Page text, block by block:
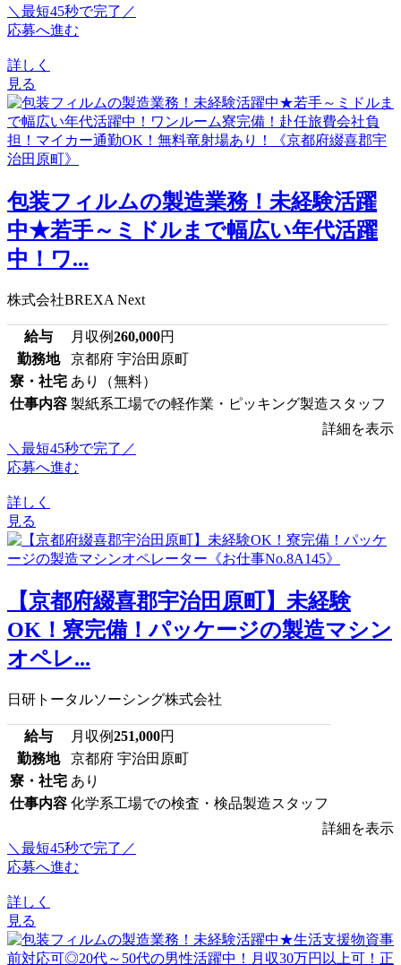
＼最短45秒で完了／
応募へ進む
詳しく
見る
包装フィルムの製造業務！未経験活躍
中★若手～ミドルまで幅広い年代活躍
中！ワ...
株式会社BREXA Next
給与 月収例260,000円
勤務地
京都府 宇治田原町
寮・社宅 あり（無料）
仕事内容 製紙系工場での軽作業・ピッキング製造スタッフ
詳細を表示
＼最短45秒で完了／
応募へ進む
詳しく
見る
【京都府綴喜郡宇治田原町】未経験
OK！寮完備！パッケージの製造マシン
オペレ...
日研トータルソーシング株式会社
給与 月収例251,000円
勤務地
京都府 宇治田原町
寮・社宅 あり
仕事内容 化学系工場での検査・検品製造スタッフ
詳細を表示
＼最短45秒で完了／
応募へ進む
詳しく
見る